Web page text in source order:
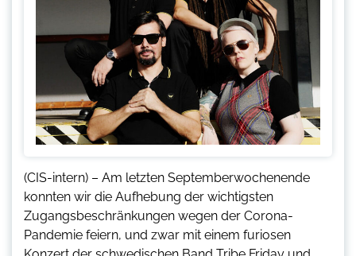
(CIS-intern) – Am letzten Septemberwochenende
konnten wir die Aufhebung der wichtigsten
Zugangsbeschränkungen wegen der Corona-
Pandemie feiern, und zwar mit einem furiosen